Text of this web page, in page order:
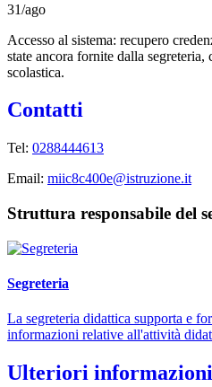
31/ago
Accesso al sistema: recupero
state ancora fornite dalla segreteria,
scolastica.
Contatti
Tel: 0288444613
Email: miic8c400e@istruzione.it
Struttura responsabile del
Segreteria
La segreteria didattica supporta e
informazioni relative all'attività
Ulteriori informazioni